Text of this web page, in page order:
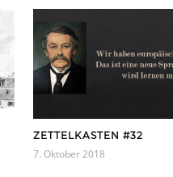
ZETTELKASTEN #32
7. Oktober 2018